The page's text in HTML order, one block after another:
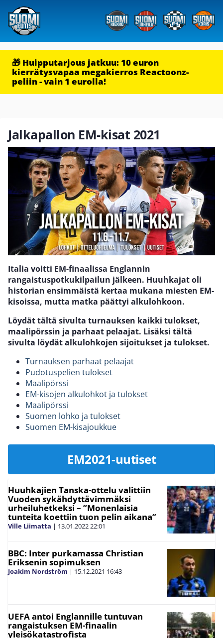
🎁 Huipputarjous jatkuu: 10 euron
kierrätysvapaa megakierros Reactoonz-
peliin - vain 1 eurolla!
Jalkapallon EM-kisat 2021
Italia voitti EM-finaalissa Englannin
rangaistuspotkukilpailun jälkeen. Huuhkajat oli
historian ensimmäistä kertaa mukana miesten EM-
kisoissa, mutta matka päättyi alkulohkoon.
Löydät tältä sivulta turnauksen kaikki tulokset,
maalipörssin ja parhaat pelaajat. Lisäksi tältä
sivulta löydät alkulohkojen sijoitukset ja tulokset.
Turnauksen parhaat pelaajat
Pudotuspelien tulokset
Maalipörssi
EM-kisojen alkulohkot ja tulokset
Maalipörssi
Suomen lohko ja tulokset
Suomen EM-kisajoukkue
EM2021-uutiset
Huuhkajien Tanska-ottelu valittiin
Vuoden sykähdyttävimmäksi
urheiluhetkeksi – ”Monenlaisia
tunteita koettiin tuon pelin aikana”
Ville Liimatta | 13.01.202222:01
BBC: Inter purkamassa Christian
Eriksenin sopimuksen
Joakim Nordström | 15.12.2021 16:43
UEFA antoi Englannille tuntuvan
rangaistuksen EM-finaalin
yleisökatastrofista